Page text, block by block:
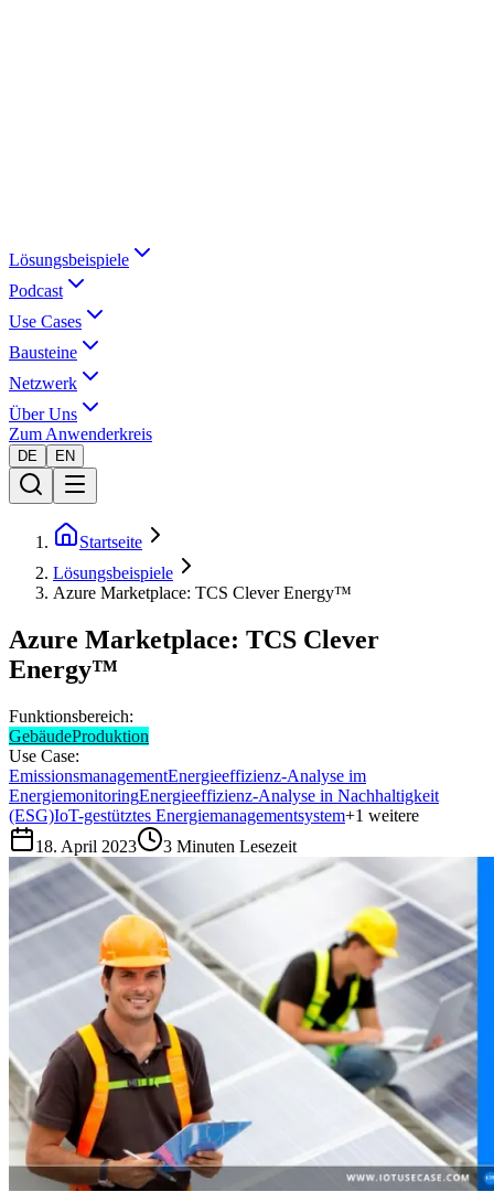
Lösungsbeispiele
Podcast
Use Cases
Bausteine
Netzwerk
Über Uns
Zum Anwenderkreis
DE EN
Startseite
Lösungsbeispiele
Azure Marketplace: TCS Clever Energy™
Azure Marketplace: TCS Clever
Energy™
Funktionsbereich:
GebäudeProduktion
Use Case:
EmissionsmanagementEnergieeffizienz-Analyse im
EnergiemonitoringEnergieeffizienz-Analyse in Nachhaltigkeit
(ESG)IoT-gestütztes Energiemanagementsystem+1 weitere
18. April 2023
3 Minuten Lesezeit